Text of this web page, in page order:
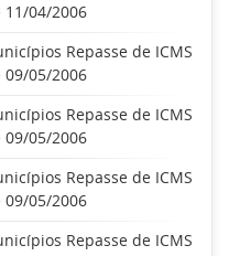
04/2006
Repasse de ICMS
05/2006
Repasse de ICMS
05/2006
Repasse de ICMS
05/2006
Repasse de ICMS